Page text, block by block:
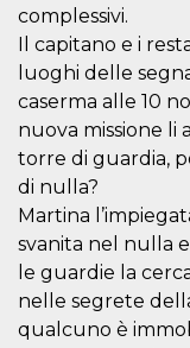
complessivi.
Il capitano e i
luoghi delle
caserma alle 10
nuova missione li
torre di guardia,
di nulla?
Martina
svanita nel nulla
le guardie la
nelle segrete
qualcuno è
PHPSESSID